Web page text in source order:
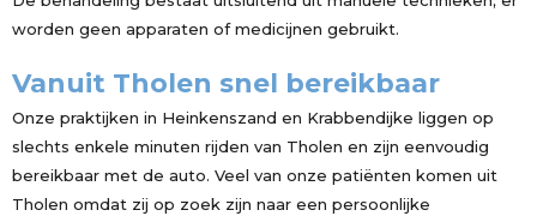
worden geen apparaten of medicijnen gebruikt.
Vanuit Tholen snel bereikbaar
Onze praktijken in Heinkenszand en Krabbendijke liggen op
slechts enkele minuten rijden van Tholen en zijn eenvoudig
bereikbaar met de auto. Veel van onze patiënten komen uit
Tholen omdat zij op zoek zijn naar een persoonlijke